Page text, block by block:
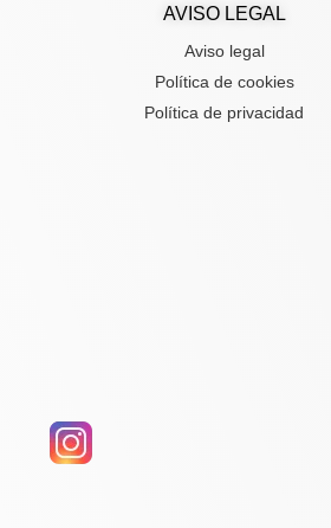
AVISO LEGAL
Aviso legal
Política de cookies
Política de privacidad